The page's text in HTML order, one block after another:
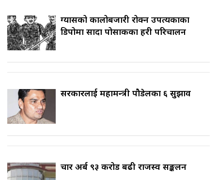
ग्यासको कालोबजारी रोक्न उपत्यकाका
डिपोमा सादा पोसाकका प्रहरी परिचालन
सरकारलाई महामन्त्री पौडेलका ६ सुझाव
चार अर्ब ९३ करोड बढी राजस्व सङ्कलन